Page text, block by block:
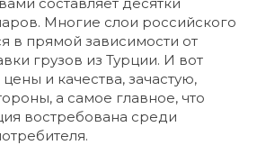
Многие слои российского
в прямой зависимости от
грузов из Турции. И вот
и качества, зачастую,
а самое главное, что
востребована среди